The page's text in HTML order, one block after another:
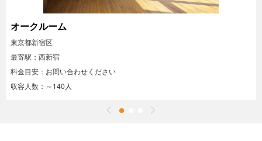
オークルーム
東京都新宿区
最寄駅：西新宿
料金目安：お問い合わせください
収容人数：～140人